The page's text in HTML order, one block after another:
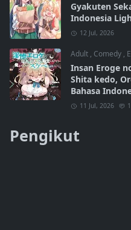
Gyakuten
Indonesia
12 Jul, 2026
Adult , Comedy ,
Insan Eroge
Shita kedo,
Bahasa
11 Jul, 2026 1
Pengikut